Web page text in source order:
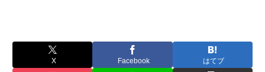
X Facebook はてブ